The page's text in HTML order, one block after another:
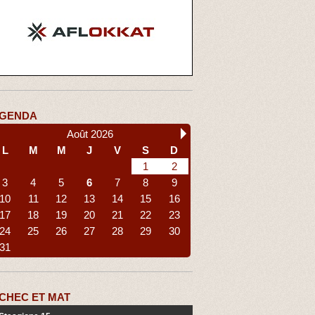
Août 2026
L
M M J V S
D
1
2
3
4 5 6 7 8
9
10
11 12 13 14 15
16
17
18 19 20 21 22
23
24
25 26 27 28 29
30
31
ET MAT